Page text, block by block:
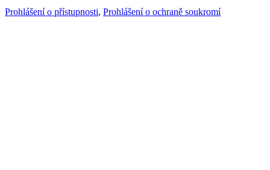
Prohlášení o přístupnosti, Prohlášení o ochraně soukromí